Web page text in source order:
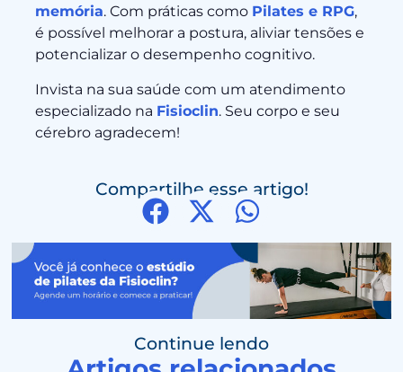
memória. Com práticas como Pilates e RPG,
é possível melhorar a postura, aliviar tensões e
potencializar o desempenho cognitivo.
Invista na sua saúde com um atendimento
especializado na Fisioclin. Seu corpo e seu
cérebro agradecem!
Compartilhe esse artigo!
Continue lendo